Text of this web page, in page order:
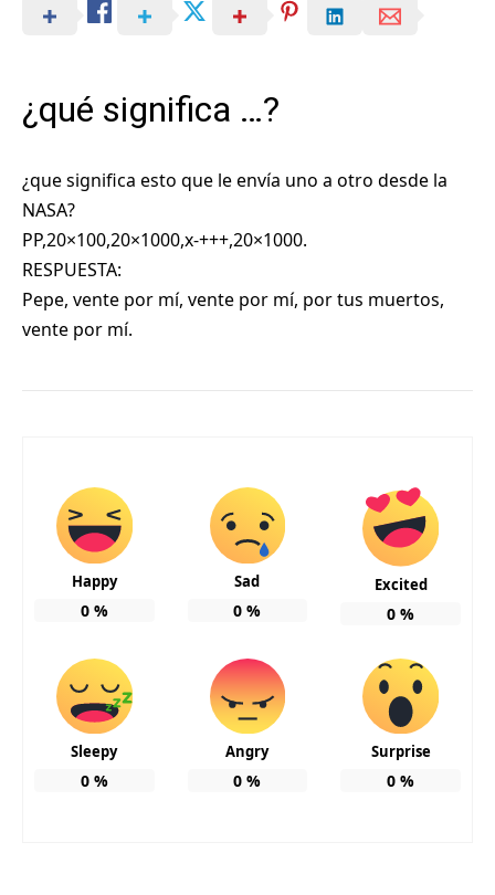
¿qué significa …?
¿que significa esto que le envía uno a otro desde la
NASA?
PP,20×100,20×1000,x-+++,20×1000.
RESPUESTA:
Pepe, vente por mí, vente por mí, por tus muertos,
vente por mí.
Happy
0%
Sad
0 %
Excited
0 %
Sleepy
0%
Angry
0 %
Surprise
0 %